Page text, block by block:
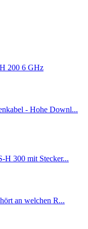
200 6 GHz
- Hohe Downl...
H 300 mit Stecker...
an welchen R...